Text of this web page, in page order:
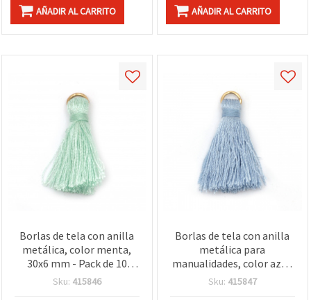
AÑADIR AL CARRITO AÑADIR AL CARRITO
Borlas de tela con anilla
metálica, color menta,
30x6 mm - Pack de 10
unidades para
Sku: 415846
Borlas de tela con anilla
metálica para
manualidades, color azul,
30 x 6 mm - 10 unidades
Sku: 415847